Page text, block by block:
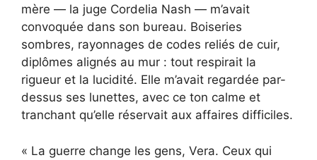
mère — la juge Cordelia Nash — m’avait
convoquée dans son bureau. Boiseries
sombres, rayonnages de codes reliés de cuir,
diplômes alignés au mur : tout respirait la
rigueur et la lucidité. Elle m’avait regardée par-
dessus ses lunettes, avec ce ton calme et
tranchant qu’elle réservait aux affaires difficiles.
« La guerre change les gens, Vera. Ceux qui